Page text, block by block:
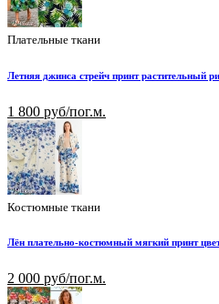
Плательные ткани
Летняя джинса стрейч принт растительный
1 800 руб/пог.м.
Костюмные ткани
Лён плательно-костюмный мягкий принт
2 000 руб/пог.м.